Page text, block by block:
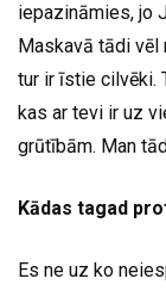
iepazināmies, jo
Maskavā tādi vēl
tur ir īstie cilvēki.
kas ar tevi ir uz
grūtībām. Man
Kādas tagad
Es ne uz ko